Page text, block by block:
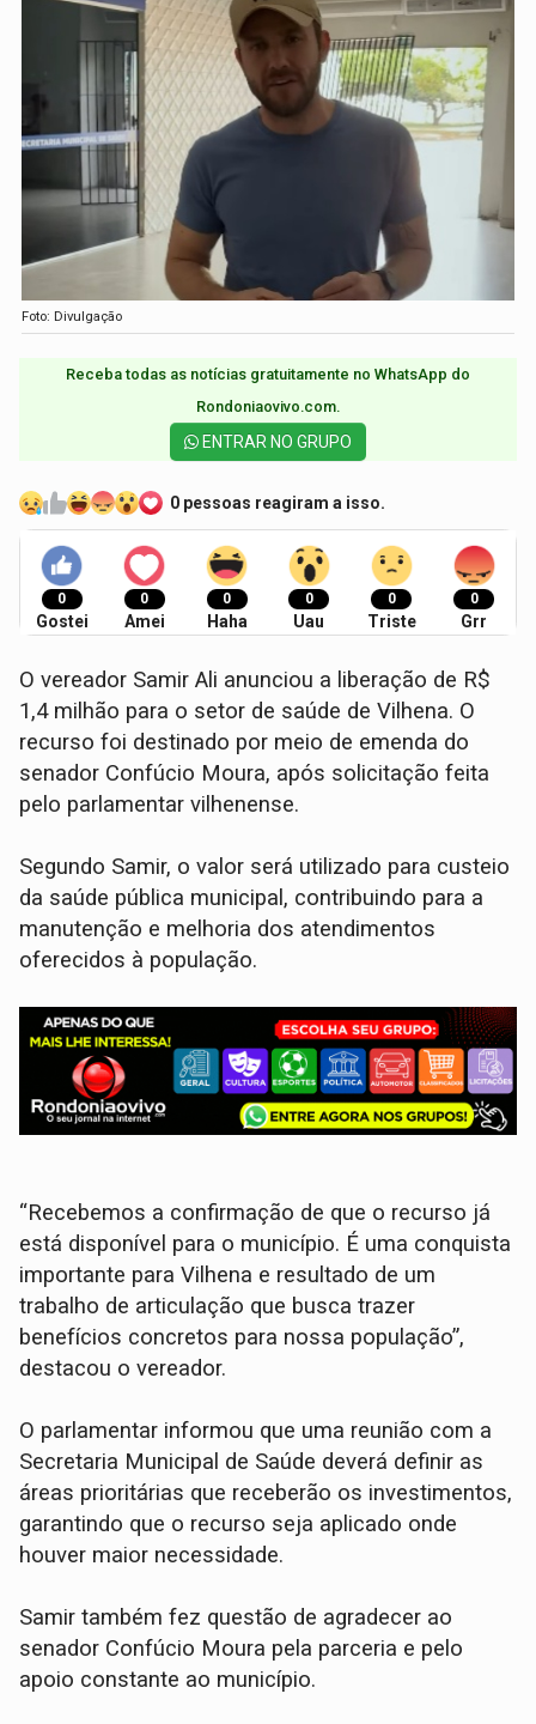
Foto: Divulgação
Receba todas as notícias gratuitamente no WhatsApp do
Rondoniaovivo.com.​
ENTRAR NO GRUPO
0 pessoas reagiram a isso.
0
Gostei
0
Amei
0
Haha
0
Uau
0
Triste
0
Grr
O vereador Samir Ali anunciou a liberação de R$
1,4 milhão para o setor de saúde de Vilhena. O
recurso foi destinado por meio de emenda do
senador Confúcio Moura, após solicitação feita
pelo parlamentar vilhenense.
Segundo Samir, o valor será utilizado para custeio
da saúde pública municipal, contribuindo para a
manutenção e melhoria dos atendimentos
oferecidos à população.
“Recebemos a confirmação de que o recurso já
está disponível para o município. É uma conquista
importante para Vilhena e resultado de um
trabalho de articulação que busca trazer
benefícios concretos para nossa população”,
destacou o vereador.
O parlamentar informou que uma reunião com a
Secretaria Municipal de Saúde deverá definir as
áreas prioritárias que receberão os investimentos,
garantindo que o recurso seja aplicado onde
houver maior necessidade.
Samir também fez questão de agradecer ao
senador Confúcio Moura pela parceria e pelo
apoio constante ao município.